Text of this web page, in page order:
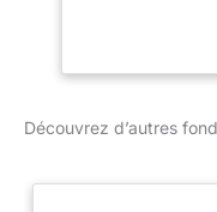
Découvrez d’autres